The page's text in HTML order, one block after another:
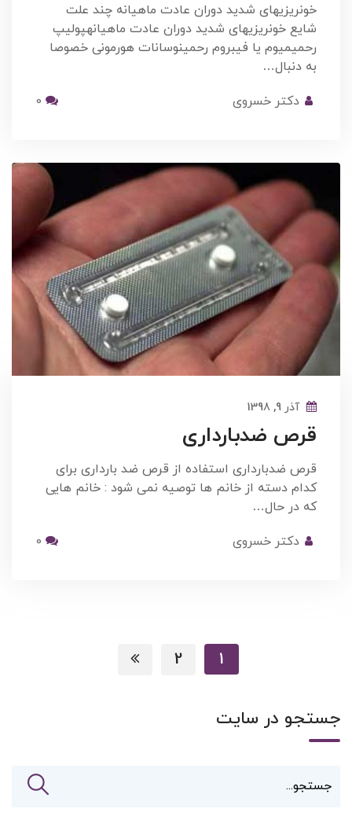
خونریزیهای شدید دوران عادت ماهیانه چند علت
شایع خونریزیهای شدید دوران عادت ماهیانهپولیپ
رحمیمیوم یا فیبروم رحمینوسانات هورمونی خصوصا
به دنبال…
دکتر خسروی
آذر 9, 1398
قرص ضدبارداری
قرص ضدبارداری استفاده از قرص ضد بارداری برای
کدام دسته از خانم ها توصیه نمی شود : خانم هایی
که در حال…
دکتر خسروی
1
2
جستجو در سایت